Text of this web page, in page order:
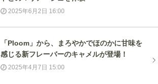
2025年6月2日 16:00
「Ploom」から、まろやかでほのかに甘味を
感じる新フレーバーのキャメルが登場！
2025年4月7日 15:00